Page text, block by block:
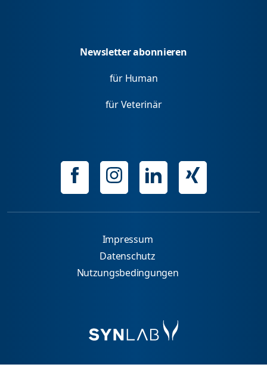
Newsletter abonnieren
für Human
für Veterinär
Impressum
Datenschutz
Nutzungsbedingungen